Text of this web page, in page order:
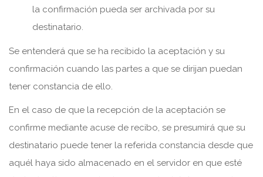
la confirmación pueda ser archivada por su
destinatario.
Se entenderá que se ha recibido la aceptación y su
confirmación cuando las partes a que se dirijan puedan
tener constancia de ello.
En el caso de que la recepción de la aceptación se
confirme mediante acuse de recibo, se presumirá que su
destinatario puede tener la referida constancia desde que
aquél haya sido almacenado en el servidor en que esté